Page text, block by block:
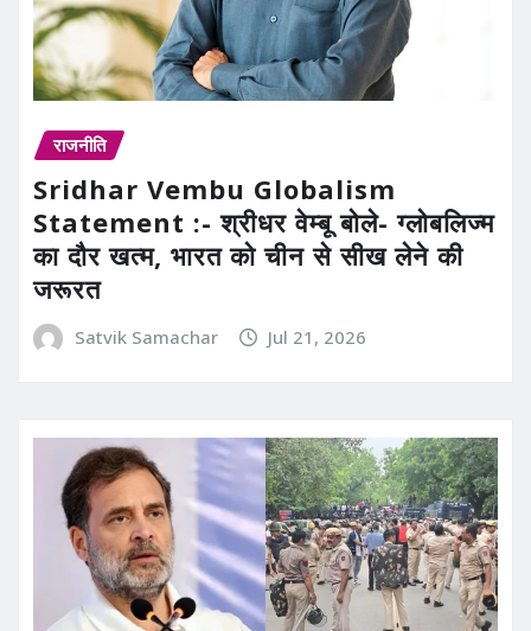
राजनीति
Sridhar Vembu Globalism
Statement :- श्रीधर वेम्बू बोले- ग्लोबलिज्म
का दौर खत्म, भारत को चीन से सीख लेने की
जरूरत
Satvik Samachar Jul 21, 2026